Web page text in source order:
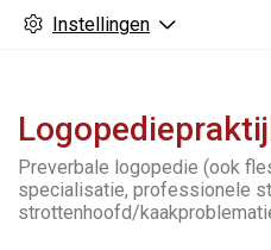
Instellingen
Preverbale logopedie (ook
specialisatie, professionele
strottenhoofd/